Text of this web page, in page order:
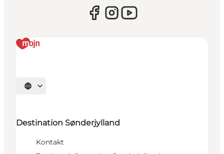
Sprache auswählen
Destination Sønderjylland
Kontakt